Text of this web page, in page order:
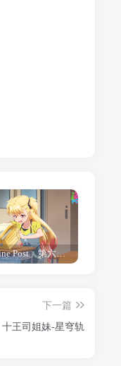
「Shine Post」第六话ED主题曲「Yellow Rose」无字幕MV公开
下一篇
十王司姐妹-星穹轨